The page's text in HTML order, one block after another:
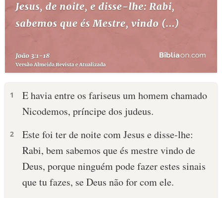
1
E havia entre os fariseus um homem chamado
Nicodemos, príncipe dos judeus.
2
Este foi ter de noite com Jesus e disse-lhe:
Rabi, bem sabemos que és mestre vindo de
Deus, porque ninguém pode fazer estes sinais
que tu fazes, se Deus não for com ele.